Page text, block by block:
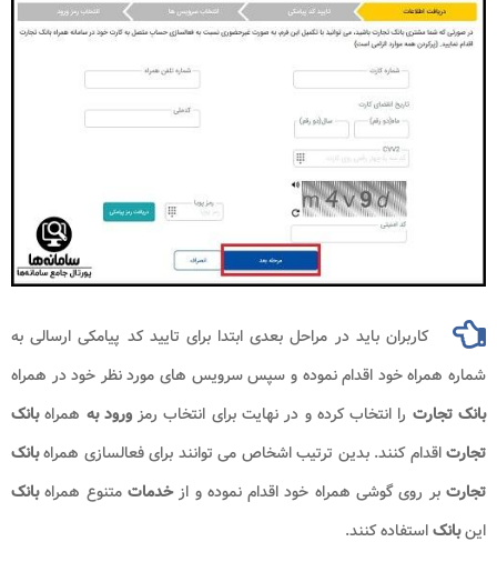
کاربران باید در مراحل بعدی ابتدا برای تایید کد پیامکی ارسالی به
شماره همراه خود اقدام نموده و سپس سرویس های مورد نظر خود در همراه
بانک تجارت را انتخاب کرده و در نهایت برای انتخاب رمزورود به همراهبانک
تجارتاقدام کنند. بدین ترتیب اشخاص می توانند برای فعالسازی همراهبانک
تجارتبر روی گوشی همراه خود اقدام نموده و ازخدماتمتنوع همراهبانک
اینبانکاستفاده کنند.